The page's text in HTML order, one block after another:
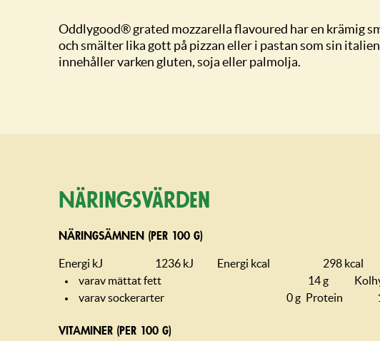
Oddlygood® grated mozzarella flavoured har en krämig
och smälter lika gott på pizzan eller i pastan som sin
innehåller varken gluten, soja eller palmolja.
Näringsvärden
NÄRINGSÄMNEN (PER 100 G)
Energi kJ 1236 kJ Energi kcal 298 kcal
varav mättat fett
14 g
varav sockerarter
0 g Protein
VITAMINER (PER 100 G)